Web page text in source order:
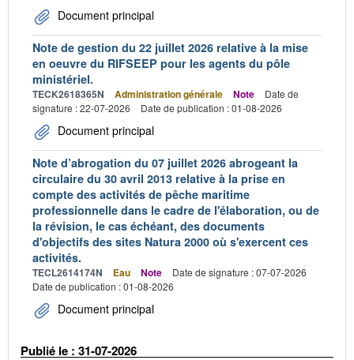
Document principal
Note de gestion du 22 juillet 2026 relative à la mise
en oeuvre du RIFSEEP pour les agents du pôle
ministériel.
TECK2618365N Administration générale Note
Date de
signature : 22-07-2026
Date de publication : 01-08-2026
Document principal
Note d’abrogation du 07 juillet 2026 abrogeant la
circulaire du 30 avril 2013 relative à la prise en
compte des activités de pêche maritime
professionnelle dans le cadre de l'élaboration, ou de
la révision, le cas échéant, des documents
d'objectifs des sites Natura 2000 où s'exercent ces
activités.
TECL2614174N Eau Note
Date de signature : 07-07-2026
Date de publication : 01-08-2026
Document principal
Publié le : 31-07-2026